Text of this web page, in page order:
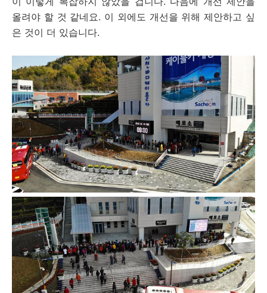
올려야 할 것 같네요. 이 외에도 개선을 위해 제안하고 싶
은 것이 더 있습니다.